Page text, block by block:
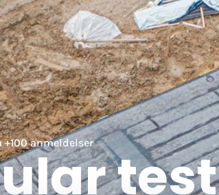
anmeldelser test